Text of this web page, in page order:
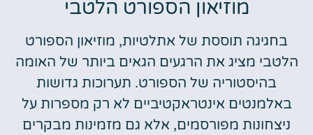
מוזיאון הספורט הלטבי
בחגיגה תוססת של אתלטיות, מוזיאון הספורט
הלטבי מציג את הרגעים הגאים ביותר של האומה
בהיסטוריה של הספורט. תערוכות גדושות
באלמנטים אינטראקטיביים לא רק מספרות על
ניצחונות מפורסמים, אלא גם מזמינות מבקרים